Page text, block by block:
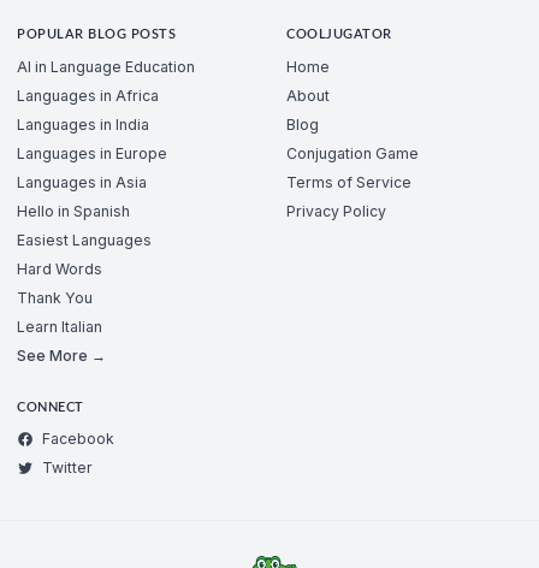
POPULAR BLOG POSTS
AI in Language Education
Languages in Africa
Languages in India
Languages in Europe
Languages in Asia
Hello in Spanish
Easiest Languages
Hard Words
Thank You
Learn Italian
See More →
COOLJUGATOR
Home
About
Blog
Conjugation Game
Terms of Service
Privacy Policy
CONNECT
Facebook
Twitter